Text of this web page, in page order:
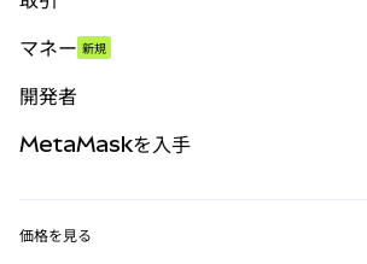
パーペチュアル
RWA
マネー 新規
開発者
MetaMaskを入手
価格を見る